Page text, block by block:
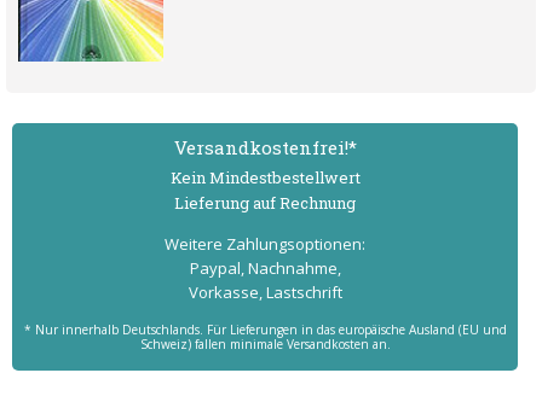
Versand­kostenfrei!*
Kein Mindest­bestell­wert
Lieferung auf Rechnung
Weitere Zahlungs­optionen:
Paypal, Nachnahme,
Vorkasse, Lastschrift
* Nur innerhalb Deutschlands. Für Lieferungen in das europäische Ausland (EU und
Schweiz) fallen minimale Versandkosten an.